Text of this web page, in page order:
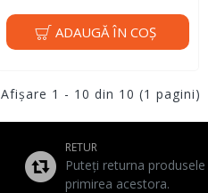
ADAUGĂ ÎN COŞ
Afişare 1 - 10 din 10 (1 pagini)
RETUR
Puteți returna
primirea acestora.